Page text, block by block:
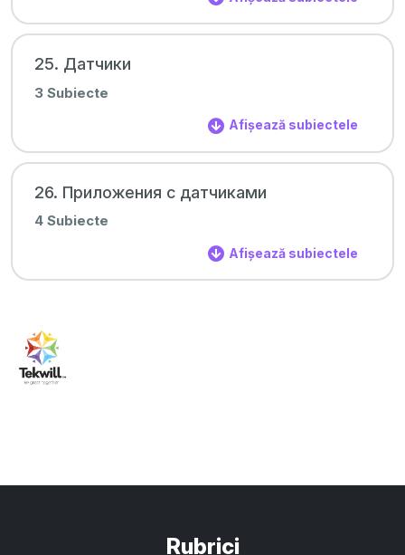
25. Датчики
3 Subiecte
Afișează subiectele
26. Приложения с датчиками
4 Subiecte
Afișează subiectele
Rubrici